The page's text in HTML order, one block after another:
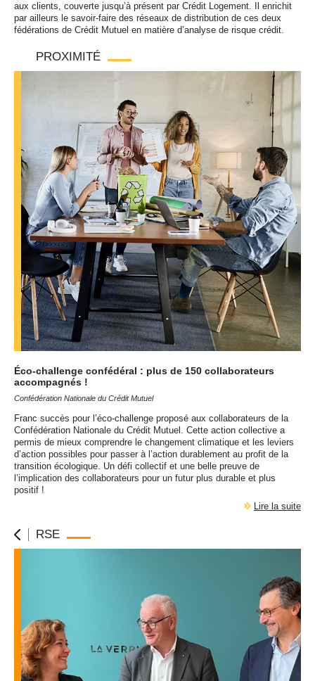
aux clients, couverte jusqu’à présent par Crédit Logement. Il enrichit
par ailleurs le savoir-faire des réseaux de distribution de ces deux
fédérations de Crédit Mutuel en matière d’analyse de risque crédit.
PROXIMITÉ
Éco-challenge confédéral : plus de 150 collaborateurs
accompagnés !
Confédération Nationale du Crédit Mutuel
Franc succès pour l’éco-challenge proposé aux collaborateurs de la
Confédération Nationale du Crédit Mutuel. Cette action collective a
permis de mieux comprendre le changement climatique et les leviers
d’action possibles pour passer à l’action durablement au profit de la
transition écologique. Un défi collectif et une belle preuve de
l’implication des collaborateurs pour un futur plus durable et plus
positif !
Lire la suite
RSE